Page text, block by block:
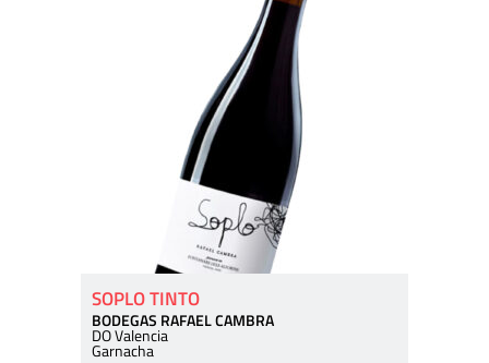
SOPLO TINTO
BODEGAS RAFAEL CAMBRA
DO Valencia
Garnacha